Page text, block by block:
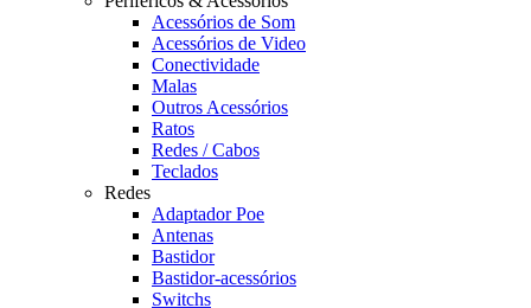
Acessórios de Som
Acessórios de Video
Conectividade
Malas
Outros Acessórios
Ratos
Redes / Cabos
Teclados
Redes
Adaptador Poe
Antenas
Bastidor
Bastidor-acessórios
Switchs